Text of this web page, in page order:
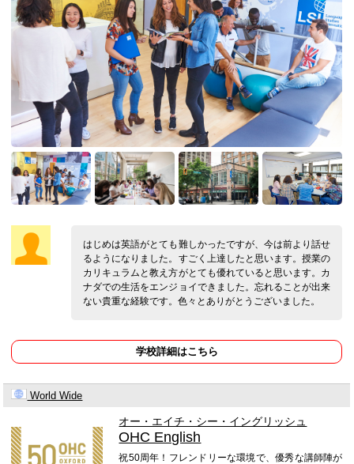
はじめは英語がとても難しかったですが、今は前より話せ
るようになりました。すごく上達したと思います。授業の
カリキュラムと教え方がとても優れていると思います。カ
ナダでの生活をエンジョイできました。忘れることが出来
ない貴重な経験です。色々とありがとうございました。
学校詳細はこちら
World Wide
オー・エイチ・シー・イングリッシュ
OHC English
祝50周年！フレンドリーな環境で、優秀な講師陣が